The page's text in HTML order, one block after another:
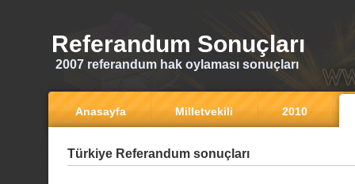
Referandum Sonuçları
2007 referandum hak oylaması sonuçları
Anasayfa Milletvekili 2010
Türkiye Referandum sonuçları